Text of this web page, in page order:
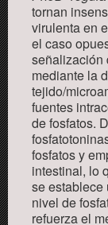
tornan
virulentaen
el caso
señalización
mediante la
tejido/
fuentes
de fosfatos.
fos
fosfatosy
intestinal, lo
seestablece
nivel de
refuerza el